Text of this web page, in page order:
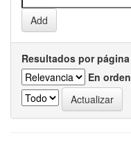
Resultados por página
En orden